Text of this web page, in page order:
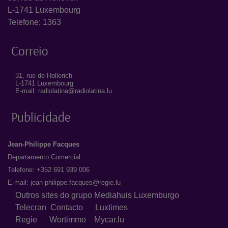
L-1741 Luxembourg
Telefone: 1363
Correio
31, rue de Hollerich
L-1741 Luxembourg
E-mail: radiolatina@radiolatina.lu
Publicidade
Jean-Philippe Facques
Departamento Comercial
Telefone: +352 691 939 006
E-mail: jean-philippe.facques@regie.lu
Outros sites do grupo Mediahuis Luxemburgo
Telecran Contacto
Luxtimes
Regie Wortimmo
Mycar.lu